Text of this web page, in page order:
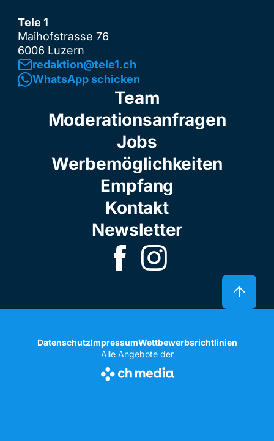
Tele 1
Maihofstrasse 76
6006 Luzern
redaktion@tele1.ch
WhatsApp schicken
Team
Moderationsanfragen
Jobs
Werbemöglichkeiten
Empfang
Kontakt
Newsletter
DatenschutzImpressumWettbewerbsrichtlinien
Alle Angebote der